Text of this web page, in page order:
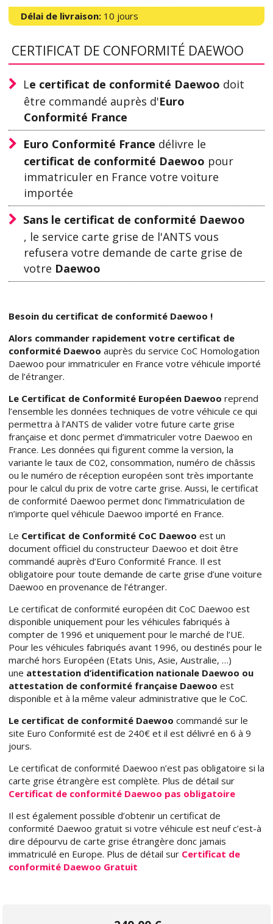
Délai de livraison: 10 jours
CERTIFICAT DE CONFORMITÉ DAEWOO
Le certificat de conformité Daewoo doit
être commandé auprès d'Euro
Conformité France
Euro Conformité France délivre le
certificat de conformité Daewoo pour
immatriculer en France votre voiture
importée
Sans le certificat de conformité Daewoo
, le service carte grise de l'ANTS vous
refusera votre demande de carte grise de
votre Daewoo
Besoin du certificat de conformité Daewoo !
Alors commander rapidement votre certificat de
conformité Daewoo auprès du service CoC Homologation
Daewoo pour immatriculer en France votre véhicule importé
de l’étranger.
Le Certificat de Conformité Européen Daewoo reprend
l’ensemble les données techniques de votre véhicule ce qui
permettra à l’ANTS de valider votre future carte grise
française et donc permet d’immatriculer votre Daewoo en
France. Les données qui figurent comme la version, la
variante le taux de C02, consommation, numéro de châssis
ou le numéro de réception européen sont très importante
pour le calcul du prix de votre carte grise. Aussi, le certificat
de conformité Daewoo permet donc l’immatriculation de
n’importe quel véhicule Daewoo importé en France.
Le Certificat de Conformité CoC Daewoo est un
document officiel du constructeur Daewoo et doit être
commandé auprès d’Euro Conformité France. Il est
obligatoire pour toute demande de carte grise d’une voiture
Daewoo en provenance de l’étranger.
Le certificat de conformité européen dit CoC Daewoo est
disponible uniquement pour les véhicules fabriqués à
compter de 1996 et uniquement pour le marché de l’UE.
Pour les véhicules fabriqués avant 1996, ou destinés pour le
marché hors Européen (Etats Unis, Asie, Australie, …)
une attestation d’identification nationale Daewoo ou
attestation de conformité française Daewoo est
disponible et à la même valeur administrative que le CoC.
Le certificat de conformité Daewoo commandé sur le
site Euro Conformité est de 240€ et il est délivré en 6 à 9
jours.
Le certificat de conformité Daewoo n’est pas obligatoire si la
carte grise étrangère est complète. Plus de détail sur
Certificat de conformité Daewoo pas obligatoire
Il est également possible d’obtenir un certificat de
conformité Daewoo gratuit si votre véhicule est neuf c’est-à
dire dépourvu de carte grise étrangère donc jamais
immatriculé en Europe. Plus de détail sur Certificat de
conformité Daewoo Gratuit